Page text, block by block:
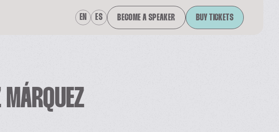
EN ES BECOME A SPEAKER BUY TICKETS
MÁRQUEZ